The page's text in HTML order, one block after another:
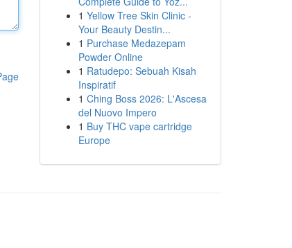
1 Yellow Tree Skin Clinic -
Your Beauty Destin...
1 Purchase Medazepam
Powder Online
1 Ratudepo: Sebuah Kisah
Inspiratif
1 Ching Boss 2026: L'Ascesa
del Nuovo Impero
1 Buy THC vape cartridge
Europe